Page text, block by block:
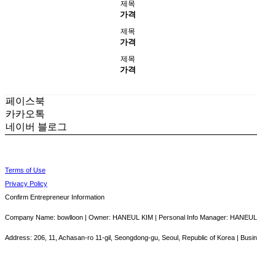
제목
가격
제목
가격
제목
가격
페이스북
카카오톡
네이버 블로그
Terms of Use
Privacy Policy
Confirm Entrepreneur Information
Company Name: bowlloon | Owner: HANEUL KIM | Personal Info Manager:
Address: 206, 11, Achasan-ro 11-gil, Seongdong-gu, Seoul, Republic of Korea |